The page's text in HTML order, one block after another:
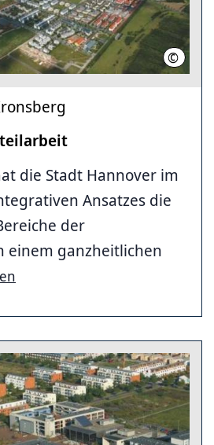
© LHH
die Stadt Hannover im
Ansatzes die
der
einem ganzheitlichen